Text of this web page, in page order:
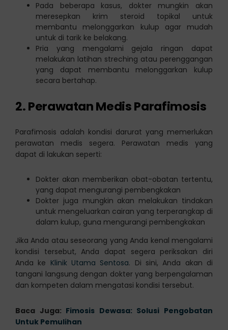
Pada beberapa kasus, dokter mungkin akan
meresepkan krim steroid topikal untuk
membantu melonggarkan kulup agar mudah
untuk di tarik ke belakang.
Pria yang mengalami gejala ringan dapat
melakukan latihan streching atau perenggangan
yang dapat membantu melonggarkan kulup
secara bertahap.
2. Perawatan Medis Parafimosis
Parafimosis adalah kondisi darurat yang memerlukan
perawatan medis segera. Perawatan medis yang
dapat di lakukan seperti:
Dokter akan memberikan obat-obatan tertentu,
yang dapat mengurangi pembengkakan
Dokter juga mungkin akan melakukan tindakan
untuk mengeluarkan cairan yang terperangkap di
dalam kulup, guna mengurangi pembengkakan
Jika Anda atau seseorang yang Anda kenal mengalami
kondisi tersebut, Anda dapat segera periksakan diri
Anda ke Klinik Utama Sentosa. Di sini, Anda akan di
tangani langsung dengan dokter yang berpengalaman
dan kompeten dalam mengatasi kondisi tersebut.
Baca Juga: Fimosis Dewasa: Solusi Pengobatan
Untuk Pemulihan